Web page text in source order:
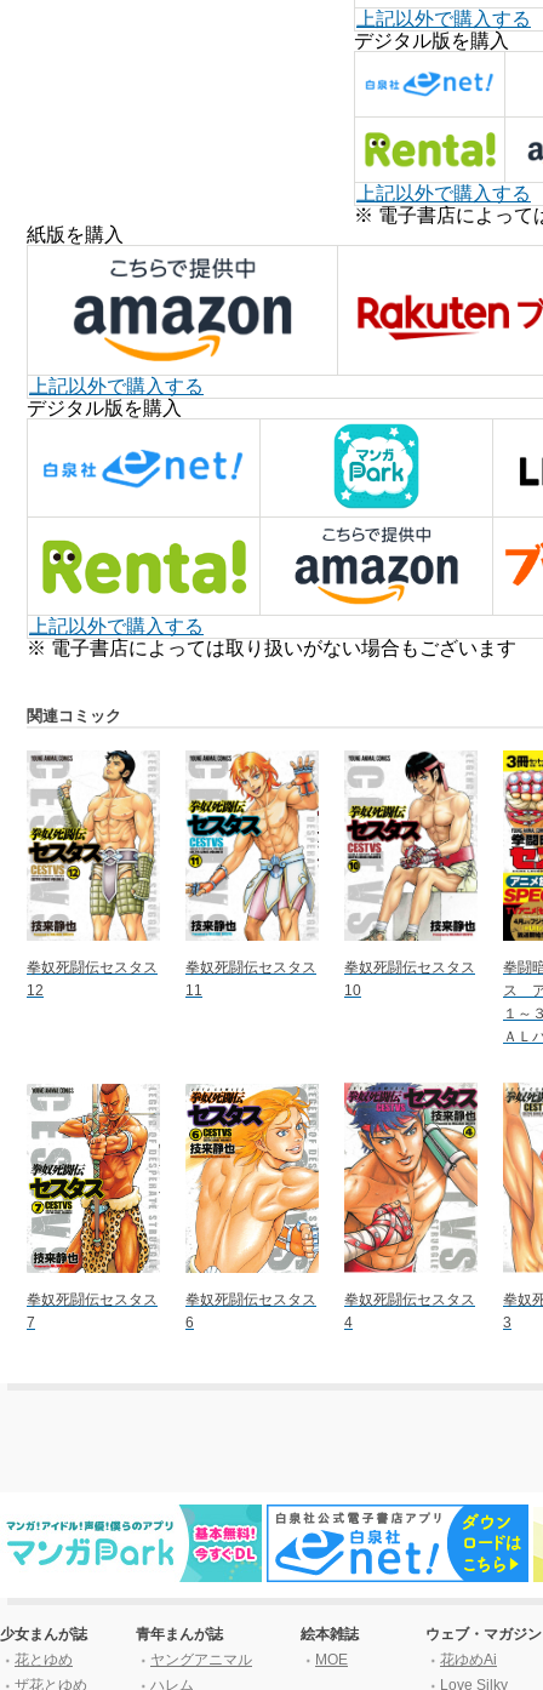
上記以外で購入する
デジタル版を購入
上記以外で購入する
※ 電子書店によって
紙版を購入
上記以外で購入する
デジタル版を購入
上記以外で購入する
※ 電子書店によっては取り扱いがない場合もございます
関連コミック
拳奴死闘伝セスタス
12
拳奴死闘伝セスタス
11
拳奴死闘伝セスタス
10
拳闘
ス
１～
ＡＬ
拳奴死闘伝セスタス
7
拳奴死闘伝セスタス
6
拳奴死闘伝セスタス
4
拳奴
3
少女まんが誌
花とゆめ
ザ花とゆめ
青年まんが誌
ヤングアニマル
ハレム
絵本雑誌
MOE
ウェブ・マガジン
花ゆめAi
Love Silky